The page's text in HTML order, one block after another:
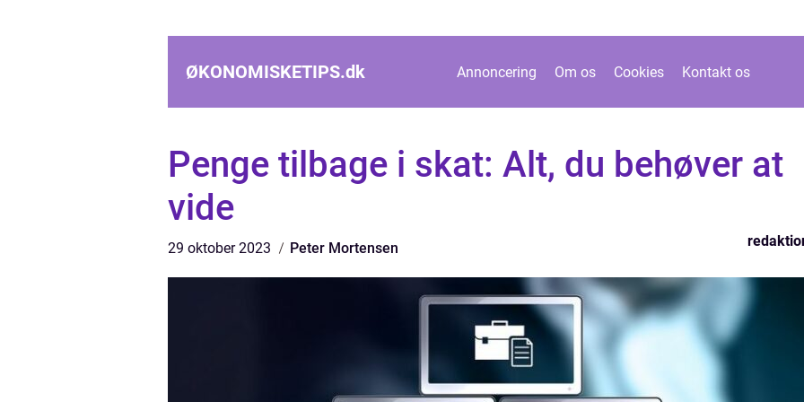
ØKONOMISKETIPS.dk Annoncering Om os Cookies Kontakt os
Penge tilbage i skat: Alt, du behøver at
vide
29 oktober 2023 Peter Mortensen